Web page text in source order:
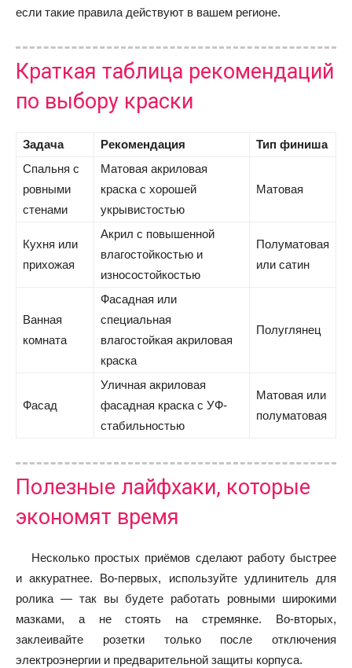
если такие правила действуют в вашем регионе.
Краткая таблица рекомендаций
по выбору краски
Задача Рекомендация
Тип финиша
Спальня с
ровными
стенами
Матовая акриловая
краска с хорошей
укрывистостью
Матовая
Кухня или
прихожая
Акрил с повышенной
влагостойкостью и
износостойкостью
Полуматовая
или сатин
Ванная
комната
Фасадная или
специальная
влагостойкая акриловая
краска
Полуглянец
Фасад
Уличная акриловая
фасадная краска с УФ-
стабильностью
Матовая или
полуматовая
Полезные лайфхаки, которые
экономят время
Несколько простых приёмов сделают работу быстрее
и аккуратнее. Во-первых, используйте удлинитель для
ролика — так вы будете работать ровными широкими
мазками, а не стоять на стремянке. Во-вторых,
заклеивайте розетки только после отключения
электроэнергии и предварительной защиты корпуса.